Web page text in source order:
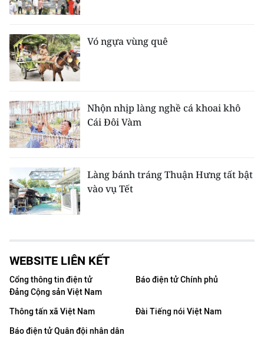
Vó ngựa vùng quê
Nhộn nhịp làng nghề cá khoai khô
Cái Đôi Vàm
Làng bánh tráng Thuận Hưng tất bật
vào vụ Tết
WEBSITE LIÊN KẾT
Cổng thông tin điện tử
Đảng Cộng sản Việt Nam
Báo điện tử Chính phủ
Thông tấn xã Việt Nam
Đài Tiếng nói Việt Nam
Báo điện tử Quân đội nhân dân